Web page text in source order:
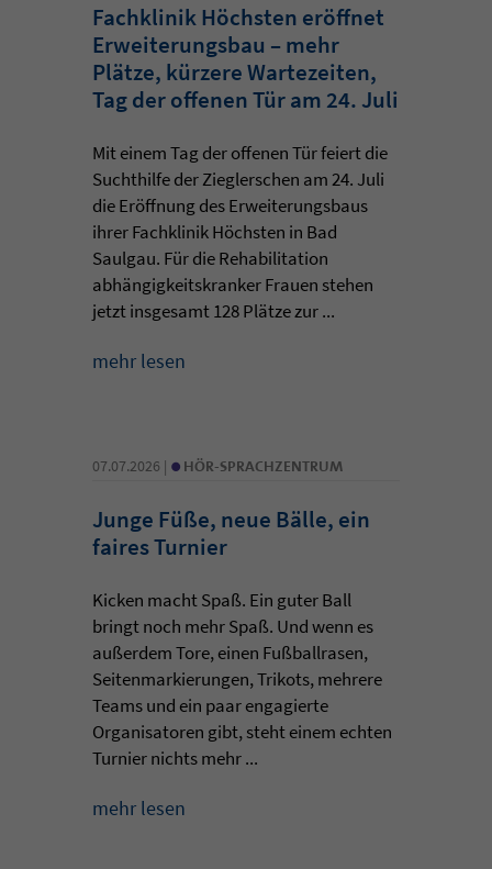
Fachklinik Höchsten eröffnet
Erweiterungsbau – mehr
Plätze, kürzere Wartezeiten,
Tag der offenen Tür am 24. Juli
Mit einem Tag der offenen Tür feiert die
Suchthilfe der Zieglerschen am 24. Juli
die Eröffnung des Erweiterungsbaus
ihrer Fachklinik Höchsten in Bad
Saulgau. Für die Rehabilitation
abhängigkeitskranker Frauen stehen
jetzt insgesamt 128 Plätze zur ...
mehr lesen
07.07.2026 | • HÖR-SPRACHZENTRUM
Junge Füße, neue Bälle, ein
faires Turnier
Kicken macht Spaß. Ein guter Ball
bringt noch mehr Spaß. Und wenn es
außerdem Tore, einen Fußballrasen,
Seitenmarkierungen, Trikots, mehrere
Teams und ein paar engagierte
Organisatoren gibt, steht einem echten
Turnier nichts mehr ...
mehr lesen